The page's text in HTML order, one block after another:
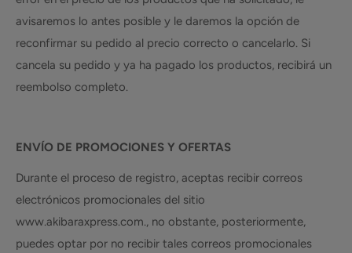
avisaremos lo antes posible y le daremos la opción de
reconfirmar su pedido al precio correcto o cancelarlo. Si
cancela su pedido y ya ha pagado los productos, recibirá un
reembolso completo.
ENVÍO DE PROMOCIONES Y OFERTAS
Durante el proceso de registro, aceptas recibir correos
electrónicos promocionales del sitio
www.akibaraxpress.com., no obstante, posteriormente,
puedes optar por no recibir tales correos promocionales